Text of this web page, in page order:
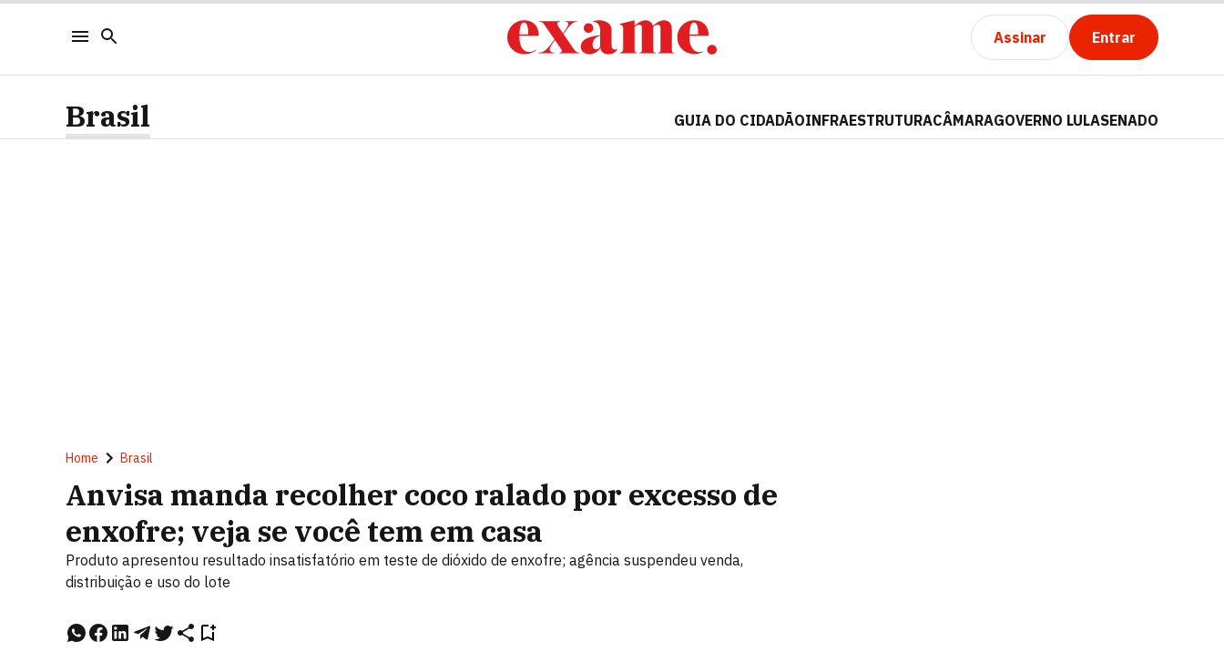
Assinar Entrar
Brasil GUIA DO CIDADÃOINFRAESTRUTURACÂMARAGOVERNO LULASENADO
Home Brasil
Anvisa manda recolher coco ralado por excesso de
enxofre; veja se você tem em casa
Produto apresentou resultado insatisfatório em teste de dióxido de enxofre; agência suspendeu venda,
distribuição e uso do lote